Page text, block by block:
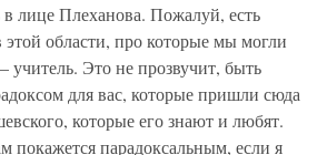
в лице Плеханова. Пожалуй, есть
этой области, про которые мы могли
учитель. Это не прозвучит, быть
для вас, которые пришли сюда
которые его знают и любят.
покажется парадоксальным, если я